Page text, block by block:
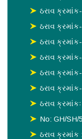
ઠરાવ
ઠરાવ
ઠરાવ
ઠરાવ
ઠરાવ
ઠરાવ
ઠરાવ
No: GH/SH/
ઠરાવ ક્રમાંક